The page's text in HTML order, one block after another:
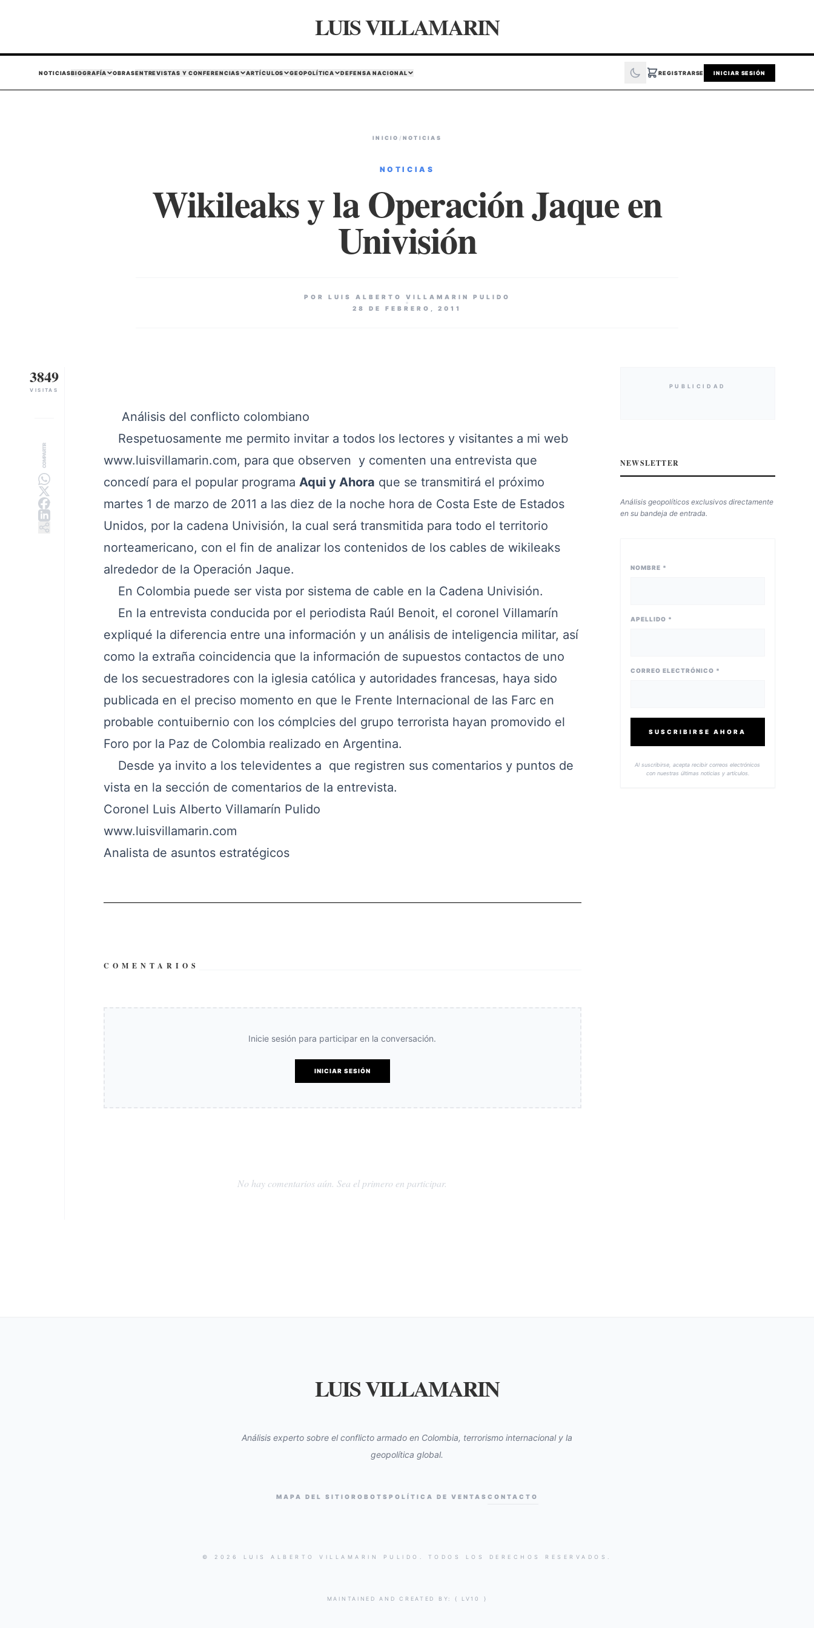
LUIS VILLAMARIN
NOTICIASBIOGRAFÍA OBRASENTREVISTAS Y CONFERENCIAS ARTÍCULOS GEOPOLÍTICA DEFENSA NACIONAL REGISTRARSE INICIAR SESIÓN
INICIO / NOTICIAS
NOTICIAS
Wikileaks y la Operación Jaque en
Univisión
POR LUIS ALBERTO VILLAMARIN PULIDO
28 DE FEBRERO, 2011
3849
VISITAS
COMPARTIR
Análisis del conflicto colombiano
Respetuosamente me permito invitar a todos los lectores y visitantes a mi web
www.luisvillamarin.com, para que observen y comenten una entrevista que
concedí para el popular programa Aqui y Ahora que se transmitirá el próximo
martes 1 de marzo de 2011 a las diez de la noche hora de Costa Este de Estados
Unidos, por la cadena Univisión, la cual será transmitida para todo el territorio
norteamericano, con el fin de analizar los contenidos de los cables de wikileaks
alrededor de la Operación Jaque.
En Colombia puede ser vista por sistema de cable en la Cadena Univisión.
En la entrevista conducida por el periodista Raúl Benoit, el coronel Villamarín
expliqué la diferencia entre una información y un análisis de inteligencia militar, así
como la extraña coincidencia que la información de supuestos contactos de uno
de los secuestradores con la iglesia católica y autoridades francesas, haya sido
publicada en el preciso momento en que le Frente Internacional de las Farc en
probable contuibernio con los cómplcies del grupo terrorista hayan promovido el
Foro por la Paz de Colombia realizado en Argentina.
Desde ya invito a los televidentes a que registren sus comentarios y puntos de
vista en la sección de comentarios de la entrevista.
Coronel Luis Alberto Villamarín Pulido
www.luisvillamarin.com
Analista de asuntos estratégicos
COMENTARIOS
Inicie sesión para participar en la conversación.
INICIAR SESIÓN
No hay comentarios aún. Sea el primero en participar.
PUBLICIDAD
NEWSLETTER
Análisis geopolíticos exclusivos directamente
en su bandeja de entrada.
NOMBRE *
APELLIDO *
CORREO ELECTRÓNICO *
SUSCRIBIRSE AHORA
Al suscribirse, acepta recibir correos electrónicos
con nuestras últimas noticias y artículos.
LUIS VILLAMARIN
Análisis experto sobre el conflicto armado en Colombia, terrorismo internacional y la
geopolítica global.
MAPA DEL SITIO ROBOTS POLÍTICA DE VENTAS CONTACTO
© 2026 LUIS ALBERTO VILLAMARIN PULIDO. TODOS LOS DERECHOS RESERVADOS.
MAINTAINED AND CREATED BY: { LV10 }